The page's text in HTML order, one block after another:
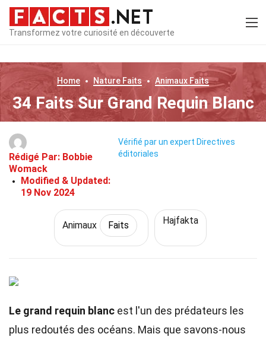
Transformez votre curiosité en découverte
Home Nature Faits Animaux Faits
34 Faits Sur Grand Requin Blanc
Rédigé Par: Bobbie
Womack
Modified & Updated:
19 Nov 2024
Vérifié par un expert Directives
éditoriales
Animaux Faits Hajfakta
Le grand requin blanc est l'un des prédateurs les
plus redoutés des océans. Mais que savons-nous